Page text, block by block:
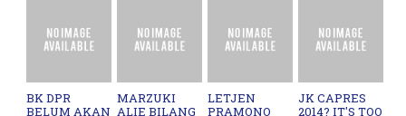
BK DPR
BELUM AKAN
MARZUKI
ALIE BILANG
LETJEN
PRAMONO
JK CAPRES
2014? IT'S TOO